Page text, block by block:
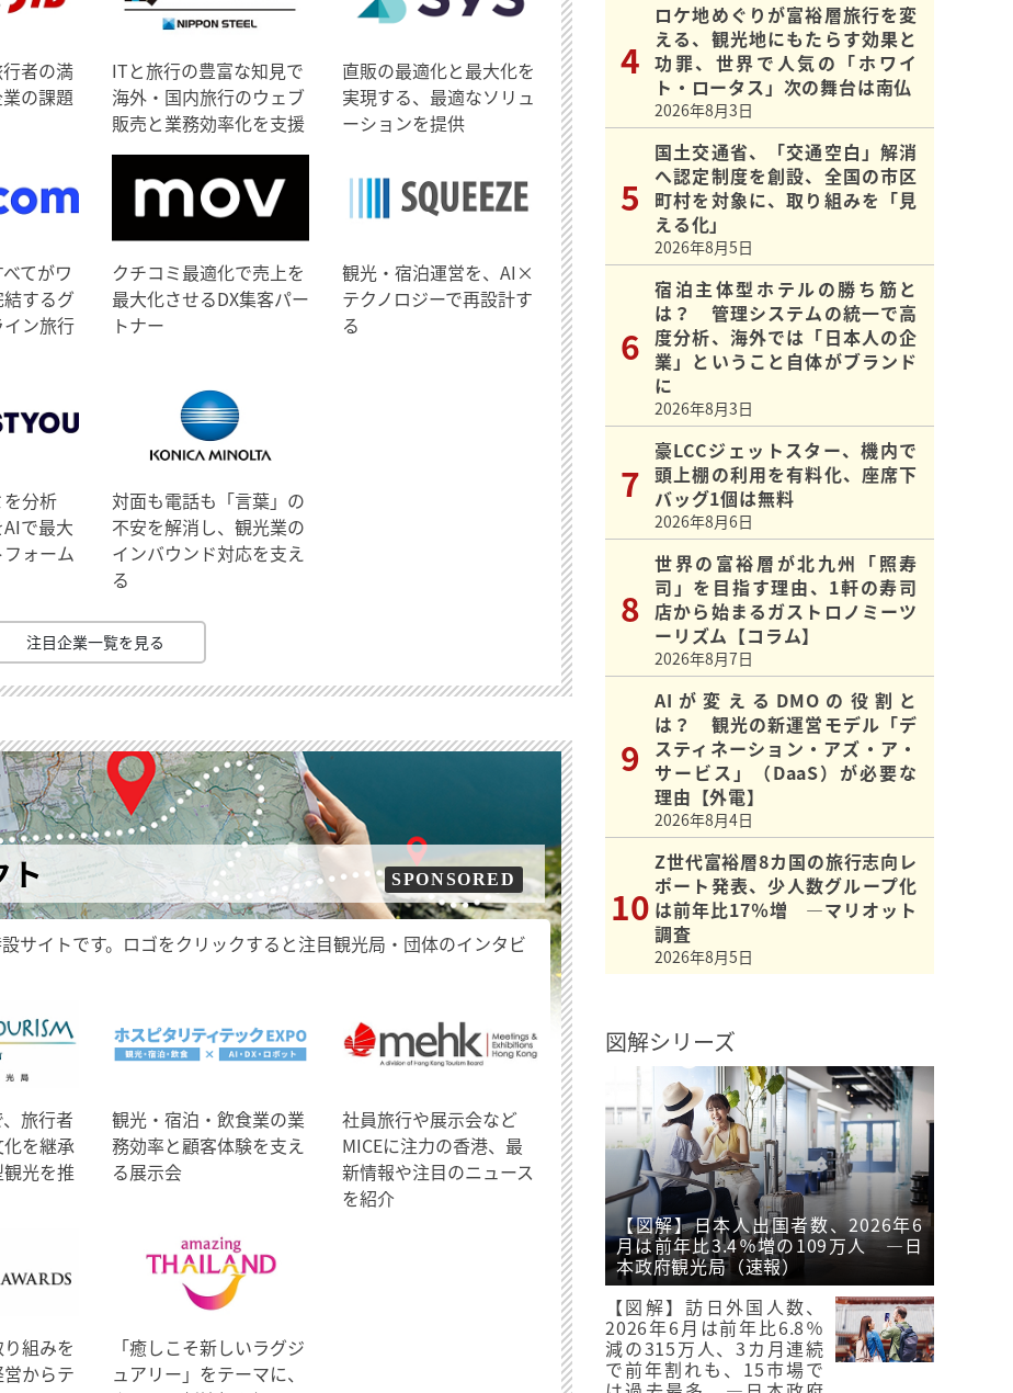
者の満
の課題
ITと旅行の豊富な知見で
海外・国内旅行のウェブ
販売と業務効率化を支援
直販の最適化と最大化を
実現する、最適なソリュ
ーションを提供
てがワ
するグ
ン旅行
クチコミ最適化で売上を
最大化させるDX集客パー
トナー
観光・宿泊運営を、AI×
テクノロジーで再設計す
る
分析
で最大
ォーム
対面も電話も「言葉」の
不安を解消し、観光業の
インバウンド対応を支え
る
注目企業一覧を見る
ト SPONSORED
サイトです。ロゴをクリックすると注目観光局・団体のインタビ
旅行者
を継承
光を推
観光・宿泊・飲食業の業
務効率と顧客体験を支え
る展示会
社員旅行や展示会など
MICEに注力の香港、最
新情報や注目のニュース
を紹介
組みを
からテ
「癒しこそ新しいラグジ
ュアリー」をテーマに、
ロケ地めぐりが富裕層旅行を変
える、観光地にもたらす効果と
功罪、世界で人気の「ホワイ
ト・ロータス」次の舞台は南仏
2026年8月3日
国土交通省、「交通空白」解消
へ認定制度を創設、全国の市区
町村を対象に、取り組みを「見
える化」
2026年8月5日
宿泊主体型ホテルの勝ち筋と
は？ 管理システムの統一で高
度分析、海外では「日本人の企
業」ということ自体がブランド
に
2026年8月3日
豪LCCジェットスター、機内で
頭上棚の利用を有料化、座席下
バッグ1個は無料
2026年8月6日
世界の富裕層が北九州「照寿
司」を目指す理由、1軒の寿司
店から始まるガストロノミーツ
ーリズム【コラム】
2026年8月7日
AIが変えるDMOの役割と
は？ 観光の新運営モデル「デ
スティネーション・アズ・ア・
サービス」（DaaS）が必要な
理由【外電】
2026年8月4日
Z世代富裕層8カ国の旅行志向レ
ポート発表、少人数グループ化
は前年比17％増 ―マリオット
調査
2026年8月5日
図解シリーズ
【図解】日本人出国者数、2026年6
月は前年比3.4％増の109万人 ―日
本政府観光局（速報）
【図解】訪日外国人数、
2026年6月は前年比6.8％
減の315万人、3カ月連続
で前年割れも、15市場で